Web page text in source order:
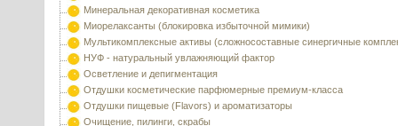
Минеральная декоративная косметика
Миорелаксанты (блокировка избыточной мимики)
Мультикомплексные активы (сложносоставные синергичные
НУФ - натуральный увлажняющий фактор
Осветление и депигментация
Отдушки косметические парфюмерные премиум-класса
Отдушки пищевые (Flavors) и ароматизаторы
Очищение, пилинги, скрабы